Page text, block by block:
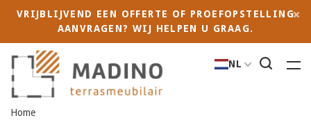
VRIJBLIJVEND EEN OFFERTE OF PROEFOPSTELLING
AANVRAGEN? WIJ HELPEN U GRAAG.
NL
Home